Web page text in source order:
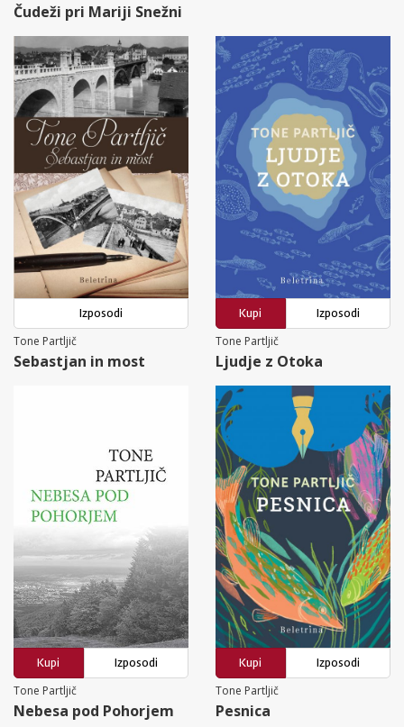
Čudeži pri Mariji Snežni
Izposodi
Tone Partljič
Sebastjan in most
Kupi
Izposodi
Tone Partljič
Ljudje z Otoka
Kupi
Izposodi
Tone Partljič
Nebesa pod Pohorjem
Kupi
Izposodi
Tone Partljič
Pesnica